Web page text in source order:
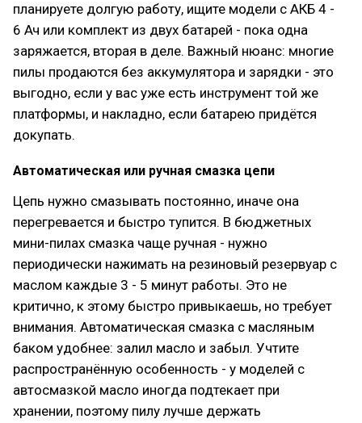
планируете долгую работу, ищите модели с АКБ 4 -
6 Ач или комплект из двух батарей - пока одна
заряжается, вторая в деле. Важный нюанс: многие
пилы продаются без аккумулятора и зарядки - это
выгодно, если у вас уже есть инструмент той же
платформы, и накладно, если батарею придётся
докупать.
Автоматическая или ручная смазка цепи
Цепь нужно смазывать постоянно, иначе она
перегревается и быстро тупится. В бюджетных
мини-пилах смазка чаще ручная - нужно
периодически нажимать на резиновый резервуар с
маслом каждые 3 - 5 минут работы. Это не
критично, к этому быстро привыкаешь, но требует
внимания. Автоматическая смазка с масляным
баком удобнее: залил масло и забыл. Учтите
распространённую особенность - у моделей с
автосмазкой масло иногда подтекает при
хранении, поэтому пилу лучше держать